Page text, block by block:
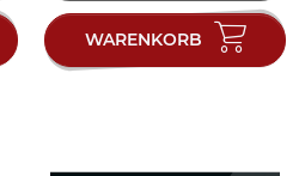
WARENKORB